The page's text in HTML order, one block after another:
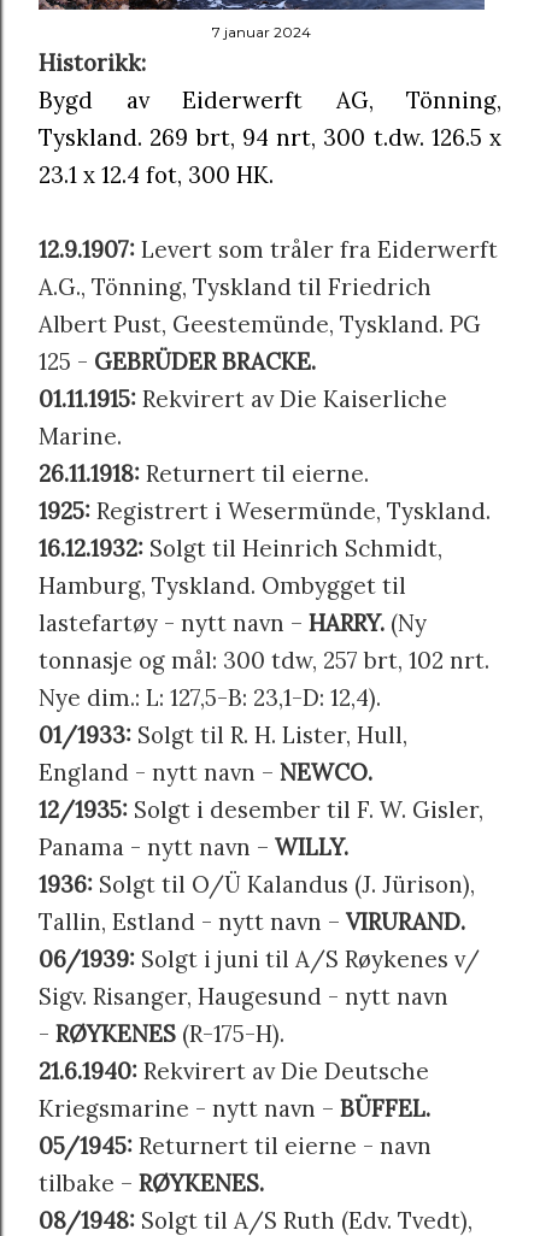
7 januar 2024
Historikk:
Bygd av Eiderwerft AG, Tönning,
Tyskland. 269 brt, 94 nrt, 300 t.dw. 126.5 x
23.1 x 12.4 fot, 300 HK.
12.9.1907: Levert som tråler fra Eiderwerft
A.G., Tönning, Tyskland til Friedrich
Albert Pust, Geestemünde, Tyskland. PG
125 - GEBRÜDER BRACKE.
01.11.1915: Rekvirert av Die Kaiserliche
Marine.
26.11.1918: Returnert til eierne.
1925: Registrert i Wesermünde, Tyskland.
16.12.1932: Solgt til Heinrich Schmidt,
Hamburg, Tyskland. Ombygget til
lastefartøy - nytt navn – HARRY. (Ny
tonnasje og mål: 300 tdw, 257 brt, 102 nrt.
Nye dim.: L: 127,5-B: 23,1-D: 12,4).
01/1933: Solgt til R. H. Lister, Hull,
England - nytt navn – NEWCO.
12/1935: Solgt i desember til F. W. Gisler,
Panama - nytt navn – WILLY.
1936: Solgt til O/Ü Kalandus (J. Jürison),
Tallin, Estland - nytt navn – VIRURAND.
06/1939: Solgt i juni til A/S Røykenes v/
Sigv. Risanger, Haugesund - nytt navn
- RØYKENES (R-175-H).
21.6.1940: Rekvirert av Die Deutsche
Kriegsmarine - nytt navn – BÜFFEL.
05/1945: Returnert til eierne - navn
tilbake – RØYKENES.
08/1948: Solgt til A/S Ruth (Edv. Tvedt),